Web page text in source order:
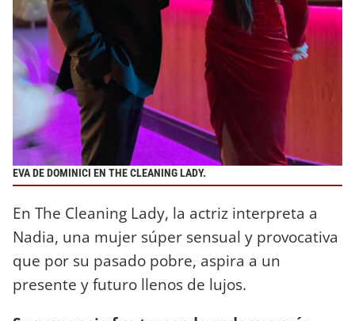
EVA DE DOMINICI EN THE CLEANING LADY.
En The Cleaning Lady, la actriz interpreta a
Nadia, una mujer súper sensual y provocativa
que por su pasado pobre, aspira a un
presente y futuro llenos de lujos.